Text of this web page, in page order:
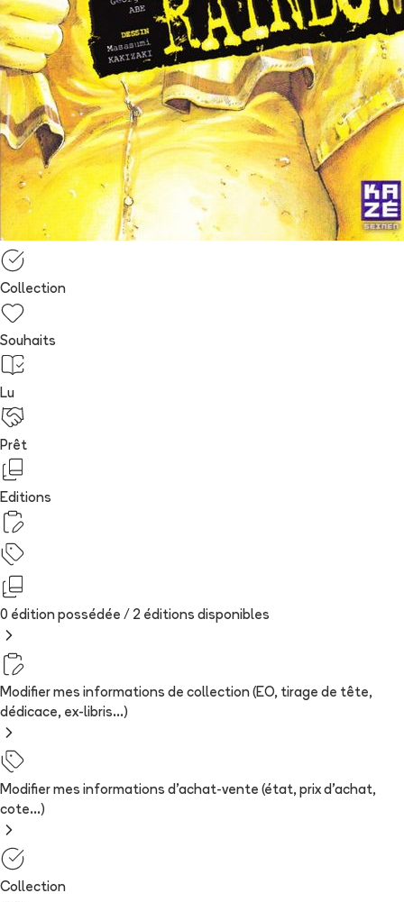
Collection
Souhaits
Lu
Prêt
Editions
0 édition possédée / 2 éditions disponibles
Modifier mes informations de collection (EO, tirage de tête,
dédicace, ex-libris...)
Modifier mes informations d'achat-vente (état, prix d'achat,
cote...)
Collection